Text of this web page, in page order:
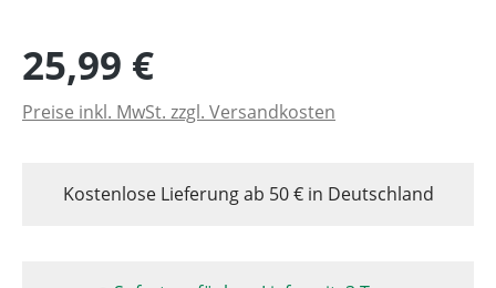
25,99 €
Preise inkl. MwSt. zzgl. Versandkosten
Kostenlose Lieferung ab 50 € in Deutschland